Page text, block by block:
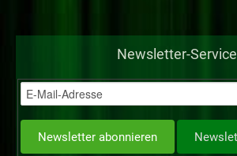
Newsletter-Service